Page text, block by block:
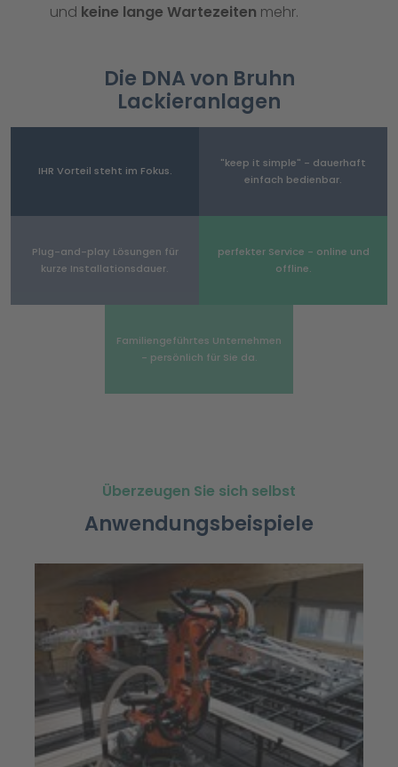
und keine lange Wartezeiten mehr.
Die DNA von Bruhn
Lackieranlagen
IHR Vorteil steht im Fokus.
"keep it simple" - dauer­haft
einfach bedien­bar.
Plug-and-play Lösungen für
kurze Instal­lations­dauer.
perfekter Service - online und
offline.
Familien­ge­führ­tes Unter­nehmen
- persön­lich für Sie da.
Überzeugen Sie sich selbst
Anwendungsbeispiele